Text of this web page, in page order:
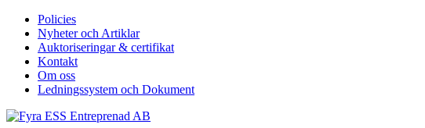
Policies
Nyheter och Artiklar
Auktoriseringar & certifikat
Kontakt
Om oss
Ledningssystem och Dokument